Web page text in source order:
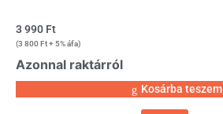
3 990 Ft
(3 800Ft+ 5% áfa)
Azonnal raktárról
Kosárba teszem